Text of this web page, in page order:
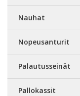
Nauhat
Nopeusanturit
Palautusseinät
Pallokassit